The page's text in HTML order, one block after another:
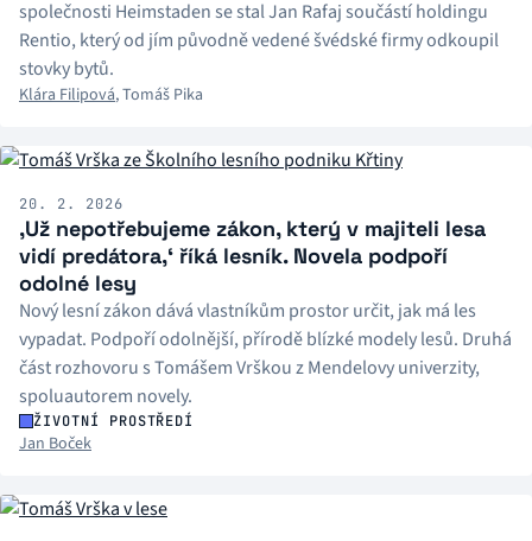
společnosti Heimstaden se stal Jan Rafaj součástí holdingu
Rentio, který od jím původně vedené švédské firmy odkoupil
stovky bytů.
Klára Filipová,Tomáš Pika
20. 2. 2026
‚Už nepotřebujeme zákon, který v majiteli lesa
vidí predátora,‘ říká lesník. Novela podpoří
odolné lesy
Nový lesní zákon dává vlastníkům prostor určit, jak má les
vypadat. Podpoří odolnější, přírodě blízké modely lesů. Druhá
část rozhovoru s Tomášem Vrškou z Mendelovy univerzity,
spoluautorem novely.
ŽIVOTNÍ PROSTŘEDÍ
Jan Boček